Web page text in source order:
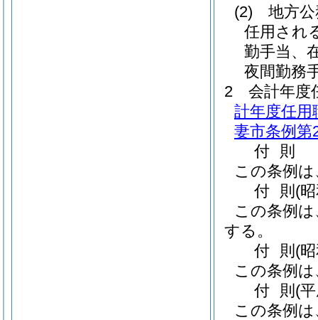
(2)
地方
任用され
勤手当、
夜間勤務
2
会計年度
計年度任用
妻市条例第
付 則
この条例
付 則 (
この条例
する。
付 則 (
この条例
付 則 (
この条例